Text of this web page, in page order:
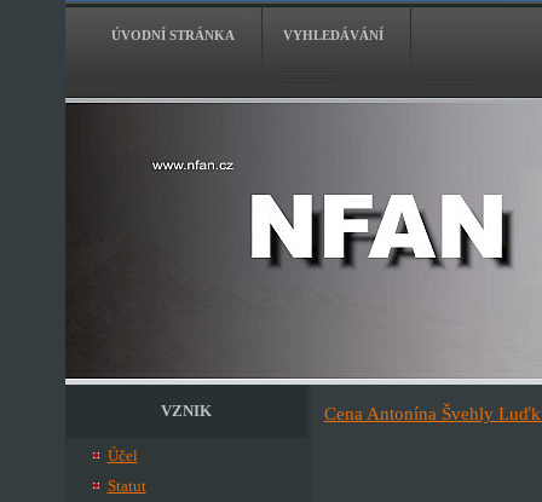
ÚVODNÍ STRÁNKA VYHLEDÁVÁNÍ
VZNIK
Účel
Statut
Cena Antonína Švehly